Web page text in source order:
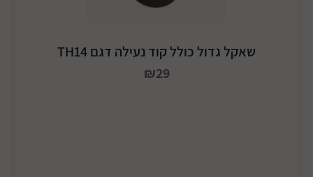
שאקל גדול כולל קוד נעילה דגם TH14
₪29